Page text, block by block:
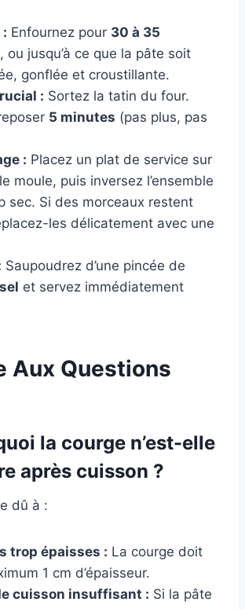
Enfournez pour 30 à 35
, ou jusqu’à ce que la pâte soit
gonflée et croustillante.
: Sortez la tatin du four.
5 minutes (pas plus, pas
: Placez un plat de service sur
moule, puis inversez l’ensemble
sec. Si des morceaux restent
les délicatement avec une
Saupoudrez d’une pincée de
et servez immédiatement
Aux Questions
la courge n’est-elle
après cuisson ?
dû à :
trop épaisses : La courge doit
1 cm d’épaisseur.
cuisson insuffisant : Si la pâte